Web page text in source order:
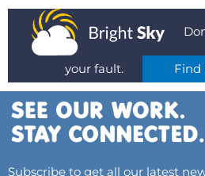
your fault. Find
Subscribe to get all our latest